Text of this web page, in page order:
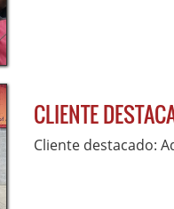
CLIENTE
Cliente destacado: